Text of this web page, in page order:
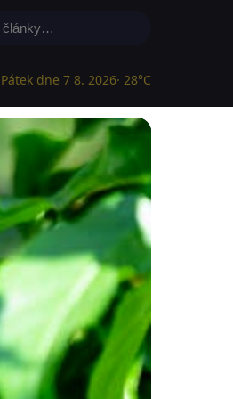
dne 7 8. 2026· 28°C